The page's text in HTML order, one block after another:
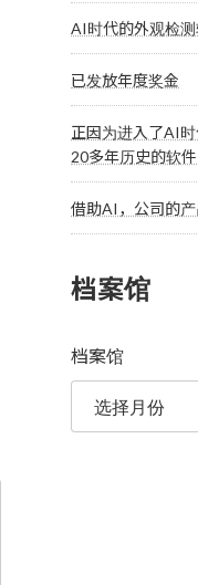
AI时代的外观检测
已发放年度奖金
正因为进入了AI
20多年历史的软
借助AI，公司的
档案馆
档案馆